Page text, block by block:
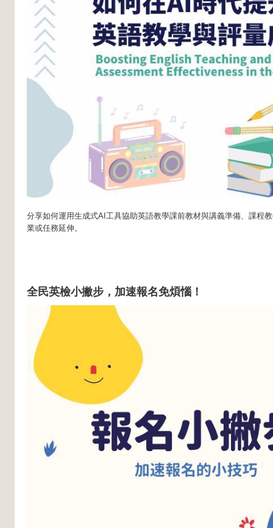
分享如何運用生成式AI工具協助英語教學課前教材與講義準備、課程
業或任務延伸。
全民英檢小撇步，加速報名免煩惱！